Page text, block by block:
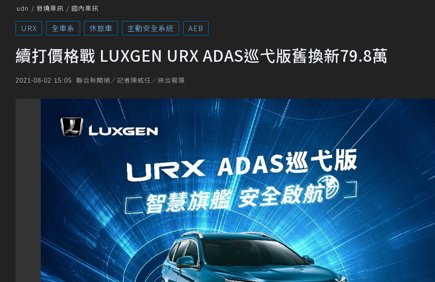
udn 發燒車訊 國內車訊
URX 全車系 休旅車 主動安全系統 AEB
續打價格戰 LUXGEN URX ADAS巡弋版舊換新79.8萬
2021-08-02 15:05 聯合新聞網／記者陳威任／綜合報導